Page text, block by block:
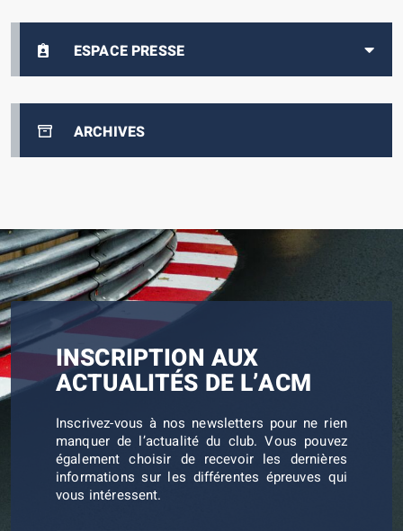
ESPACE PRESSE
ARCHIVES
INSCRIPTION AUX
ACTUALITÉS DE L’ACM
Inscrivez-vous à nos newsletters pour ne rien
manquer de l’actualité du club. Vous pouvez
également choisir de recevoir les dernières
informations sur les différentes épreuves qui
vous intéressent.